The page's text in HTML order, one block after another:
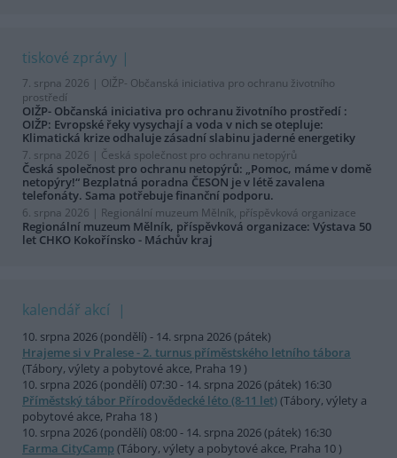
tiskové zprávy
7. srpna 2026 | OIŽP- Občanská iniciativa pro ochranu životního
prostředí
OIŽP- Občanská iniciativa pro ochranu životního prostředí :
OIŽP: Evropské řeky vysychají a voda v nich se otepluje:
Klimatická krize odhaluje zásadní slabinu jaderné energetiky
7. srpna 2026 | Česká společnost pro ochranu netopýrů
Česká společnost pro ochranu netopýrů: „Pomoc, máme v domě
netopýry!“ Bezplatná poradna ČESON je v létě zavalena
telefonáty. Sama potřebuje finanční podporu.
6. srpna 2026 | Regionální muzeum Mělník, příspěvková organizace
Regionální muzeum Mělník, příspěvková organizace: Výstava 50
let CHKO Kokořínsko - Máchův kraj
kalendář akcí
10. srpna 2026 (pondělí) - 14. srpna 2026 (pátek)
Hrajeme si v Pralese - 2. turnus příměstského letního tábora
(Tábory, výlety a pobytové akce, Praha 19 )
10. srpna 2026 (pondělí) 07:30 - 14. srpna 2026 (pátek) 16:30
Příměstský tábor Přírodovědecké léto (8-11 let)(Tábory, výlety a
pobytové akce, Praha 18 )
10. srpna 2026 (pondělí) 08:00 - 14. srpna 2026 (pátek) 16:30
Farma CityCamp (Tábory, výlety a pobytové akce, Praha 10 )